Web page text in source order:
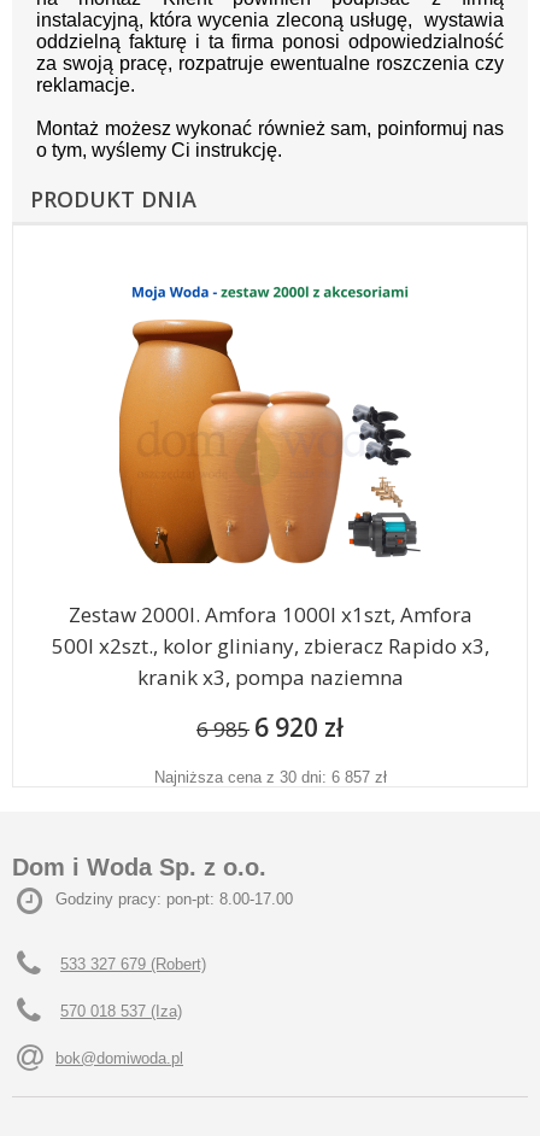
instalacyjną, która wycenia zleconą usługę, wystawia
oddzielną fakturę i ta firma ponosi odpowiedzialność
za swoją pracę, rozpatruje ewentualne roszczenia czy
reklamacje.
Montaż możesz wykonać również sam, poinformuj nas
o tym, wyślemy Ci instrukcję.
PRODUKT DNIA
Zestaw 2000l. Amfora 1000l x1szt, Amfora
500l x2szt., kolor gliniany, zbieracz Rapido x3,
kranik x3, pompa naziemna
6 985 6 920 zł
Najniższa cena z 30 dni: 6 857 zł
Dom i Woda Sp. z o.o.
Godziny pracy: pon-pt: 8.00-17.00
533 327 679 (Robert)
570 018 537 (Iza)
bok@domiwoda.pl